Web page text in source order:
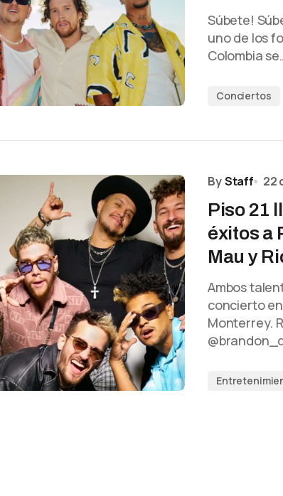
Súbete!
uno de los
Colombia
Conciertos
ByStaff 22
Piso 21
éxitos a
Mau y
Ambos
concierto
Monterrey.